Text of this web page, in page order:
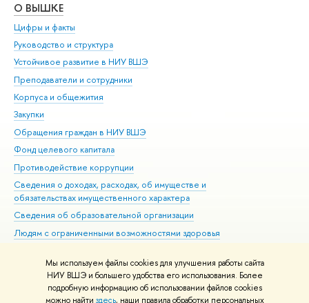
Мы используем файлы cookies для улучшения работы сайта
НИУ ВШЭ и большего удобства его использования. Более
подробную информацию об использовании файлов cookies
можно найти здесь, наши правила обработки персональных
О ВЫШКЕ
Цифры и факты
Руководство и структура
Устойчивое развитие в НИУ ВШЭ
Преподаватели и сотрудники
Корпуса и общежития
Закупки
Обращения граждан в НИУ ВШЭ
Фонд целевого капитала
Противодействие коррупции
Сведения о доходах, расходах, об имуществе и
обязательствах имущественного характера
Сведения об образовательной организации
Людям с ограниченными возможностями здоровья
Работа в Вышке